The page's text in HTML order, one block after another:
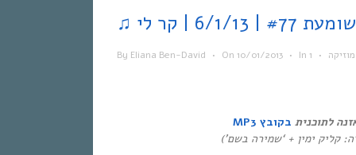
By Eliana Ben-David • On 10/01/2013 • In מוזיקה •
לתוכנית בקובץ MP3
קליק ימין + ‘שמירה בשם’)